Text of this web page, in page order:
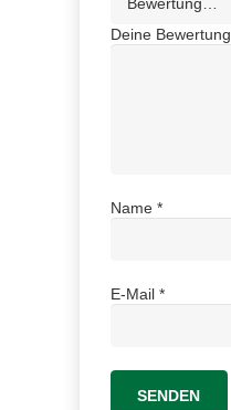
Deine Bewertung
Name *
E-Mail *